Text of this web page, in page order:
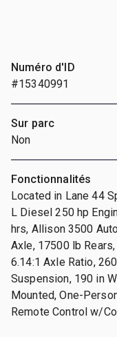
Numéro d'ID
#15340991
Sur parc
Non
Fonctionnalités
Located in Lane 44
L Diesel 250 hp
hrs, Allison 3500
Axle, 17500 lb
6.14:1 Axle Ratio,
Suspension, 190 in
Mounted, One-
Remote Control w/